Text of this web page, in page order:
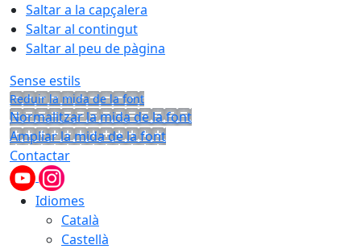
Saltar a la capçalera
Saltar al contingut
Saltar al peu de pàgina
Sense estils
Reduir la mida de la font
Normalitzar la mida de la font
Ampliar la mida de la font
Contactar
Idiomes
Català
Castellà